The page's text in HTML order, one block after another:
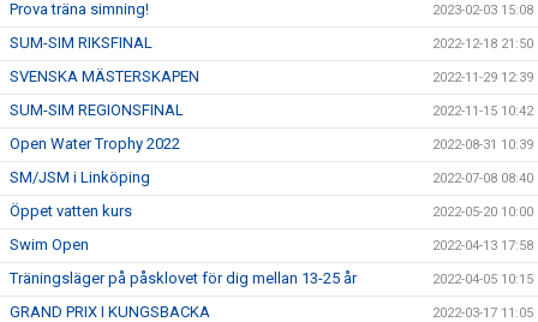
Prova träna simning! 2023-02-03 15:08
SUM-SIM RIKSFINAL 2022-12-18 21:50
SVENSKA MÄSTERSKAPEN 2022-11-29 12:39
SUM-SIM REGIONSFINAL 2022-11-15 10:42
Open Water Trophy 2022 2022-08-31 10:39
SM/JSM i Linköping 2022-07-08 08:40
Öppet vatten kurs 2022-05-20 10:00
Swim Open 2022-04-13 17:58
Träningsläger på påsklovet för dig mellan 13-25 år 2022-04-05 10:15
GRAND PRIX I KUNGSBACKA 2022-03-17 11:05